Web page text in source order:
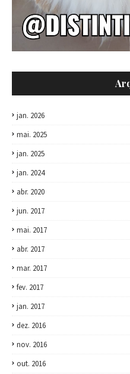
jan. 2026
mai. 2025
jan. 2025
jan. 2024
abr. 2020
jun. 2017
mai. 2017
abr. 2017
mar. 2017
fev. 2017
jan. 2017
dez. 2016
nov. 2016
out. 2016